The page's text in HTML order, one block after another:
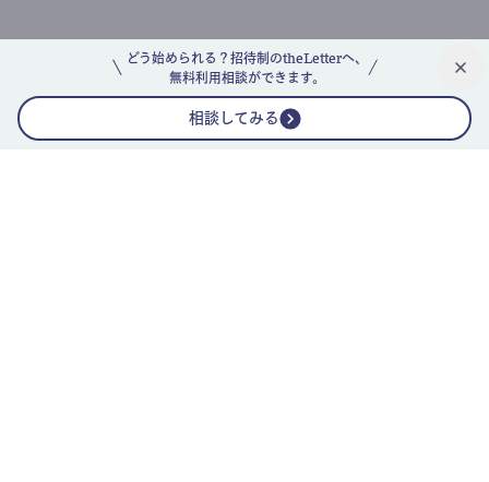
どう始められる？招待制のtheLetterへ、
無料利用相談ができます。
相談してみる